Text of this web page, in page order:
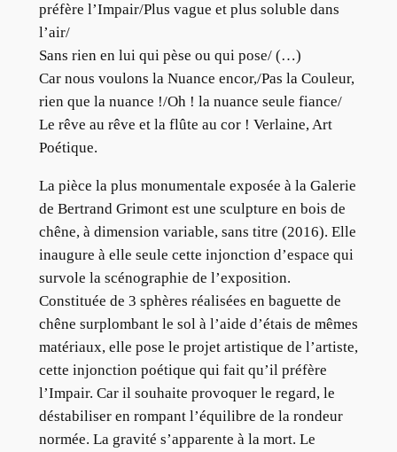
préfère l’Impair/Plus vague et plus soluble dans
l’air/
Sans rien en lui qui pèse ou qui pose/ (…)
Car nous voulons la Nuance encor,/Pas la Couleur,
rien que la nuance !/Oh ! la nuance seule fiance/
Le rêve au rêve et la flûte au cor ! Verlaine, Art
Poétique.
La pièce la plus monumentale exposée à la Galerie
de Bertrand Grimont est une sculpture en bois de
chêne, à dimension variable, sans titre (2016). Elle
inaugure à elle seule cette injonction d’espace qui
survole la scénographie de l’exposition.
Constituée de 3 sphères réalisées en baguette de
chêne surplombant le sol à l’aide d’étais de mêmes
matériaux, elle pose le projet artistique de l’artiste,
cette injonction poétique qui fait qu’il préfère
l’Impair. Car il souhaite provoquer le regard, le
déstabiliser en rompant l’équilibre de la rondeur
normée. La gravité s’apparente à la mort. Le